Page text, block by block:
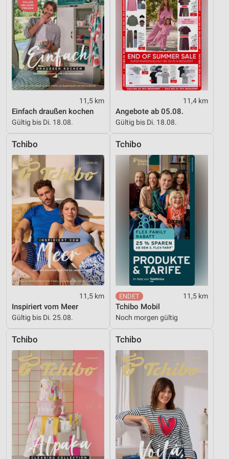
11,5 km
Einfach draußen kochen
Gültig bis Di. 18.08.
11,4 km
Angebote ab 05.08.
Gültig bis Di. 18.08.
Tchibo
11,5 km
Inspiriert vom Meer
Gültig bis Di. 25.08.
Tchibo
11,5 km
Tchibo Mobil
Noch morgen gültig
Tchibo Tchibo